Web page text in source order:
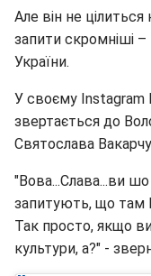
Але він не
запити скромніші –
України.
У своєму Instagram
звертається до
Святослава
"Вова...Слава...ви
запитують, що там
Так просто, якщо
культури, а?" -